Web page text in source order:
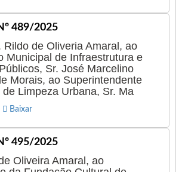
489/2025
Rildo de Oliveria Amaral, ao
Municipal de Infraestrutura e
Sr. José Marcelino
Morais, ao Superintendente
de Limpeza Urbana, Sr. Ma
Baixar
495/2025
Oliveira Amaral, ao